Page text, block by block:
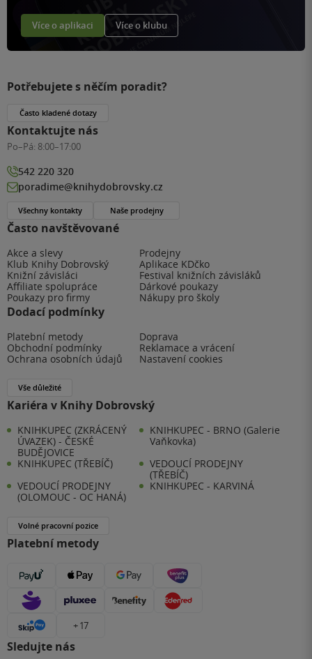
Více o aplikaci Více o klubu
Často navštěvované
Akce a slevy
Prodejny
Klub Knihy Dobrovský
Aplikace KDčko
Knižní závisláci
Festival knižních závisláků
Affiliate spolupráce
Dárkové poukazy
Poukazy pro firmy
Nákupy pro školy
Dodací podmínky
Platební metody
Doprava
Obchodní podmínky
Reklamace a vrácení
Ochrana osobních údajů
Nastavení cookies
Vše důležité
Kariéra v Knihy Dobrovský
KNIHKUPEC (ZKRÁCENÝ
ÚVAZEK) - ČESKÉ
BUDĚJOVICE
KNIHKUPEC - BRNO (Galerie
Vaňkovka)
KNIHKUPEC (TŘEBÍČ)
VEDOUCÍ PRODEJNY
(TŘEBÍČ)
VEDOUCÍ PRODEJNY
(OLOMOUC - OC HANÁ)
KNIHKUPEC - KARVINÁ
Volné pracovní pozice
Platební metody
+ 17
Sledujte nás
Potřebujete s něčím poradit?
Často kladené dotazy
Kontaktujte nás
Po–Pá: 8:00–17:00
542 220 320
poradime@knihydobrovsky.cz
Všechny kontakty Naše prodejny